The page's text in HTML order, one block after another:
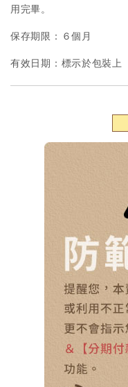
用完畢。
保存期限：６個月
有效日期：標示於包裝上